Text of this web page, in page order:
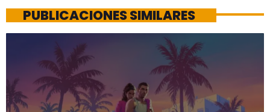
PUBLICACIONES SIMILARES